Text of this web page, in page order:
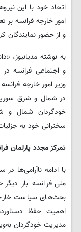
اتحاد خود با این
امور خارجه فرانسه
و از حضور نمایندگان
به نوشته مدیانیوز،
و اجتماعی فرانسه در
وزیر امور خارجه
در شمال و شرق
سخنرانی خود به
تمرکز مجدد پارلمان
با ادامه ناآرامی‌ها
ملی فرانسه بار
بحث‌های سیاست
اهمیت حفظ
مدیریت خودگردان